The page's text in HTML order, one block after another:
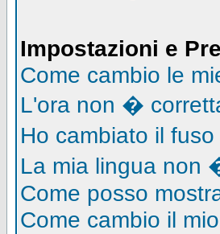
Impostazioni e
Come cambio le
L'ora non �
Ho cambiato il
La mia lingua non
Come posso
Come cambio il